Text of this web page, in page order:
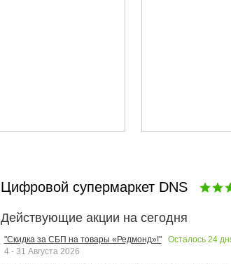
Цифровой супермаркет DNS
Действующие акции на сегодня
"Скидка за СБП на товары «Редмонд»!" Осталось 24
4 - 31 Августа 2026